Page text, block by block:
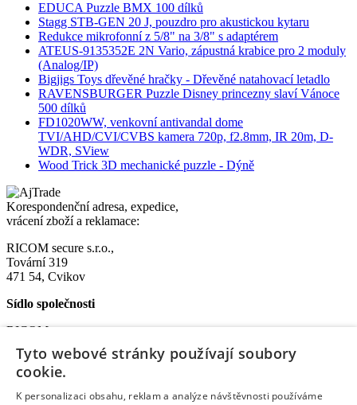
EDUCA Puzzle BMX 100 dílků
Stagg STB-GEN 20 J, pouzdro pro akustickou kytaru
Redukce mikrofonní z 5/8" na 3/8" s adaptérem
ATEUS-9135352E 2N Vario, zápustná krabice pro 2 moduly
(Analog/IP)
Bigjigs Toys dřevěné hračky - Dřevěné natahovací letadlo
RAVENSBURGER Puzzle Disney princezny slaví Vánoce
500 dílků
FD1020WW, venkovní antivandal dome
TVI/AHD/CVI/CVBS kamera 720p, f2.8mm, IR 20m, D-
WDR, SView
Wood Trick 3D mechanické puzzle - Dýně
Korespondenční adresa, expedice,
vrácení zboží a reklamace:
RICOM secure s.r.o.,
Tovární 319
471 54, Cvikov
Sídlo společnosti
RICOM secure s.r.o.
Na Bělidle 1135
Liberec VI-Rochlice
460 06 Liberec
Tyto webové stránky používají soubory
cookie.
K personalizaci obsahu, reklam a analýze návštěvnosti používáme